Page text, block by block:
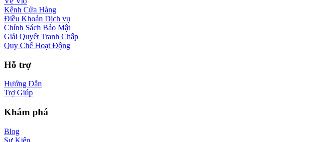
Kênh Cửa Hàng
Điều Khoản Dịch vụ
Chính Sách Bảo Mật
Giải Quyết Tranh Chấp
Quy Chế Hoạt Động
Hỗ trợ
Hướng Dẫn
Trợ Giúp
Khám phá
Blog
Sự Kiện